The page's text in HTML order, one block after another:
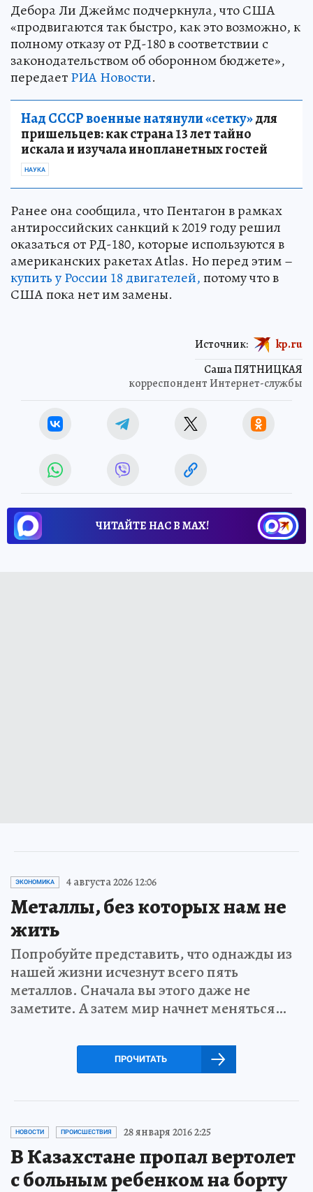
Дебора Ли Джеймс подчеркнула, что США
«продвигаются так быстро, как это возможно, к
полному отказу от РД-180 в соответствии с
законодательством об оборонном бюджете»,
передаетРИА Новости.
Над СССР военные натянули «сетку»для
пришельцев: как страна 13 лет тайно
искала и изучала инопланетных гостей
НАУКА
Ранее она сообщила, что Пентагон в рамках
антироссийских санкций к 2019 году решил
оказаться от РД-180, которые используются в
американских ракетах Atlas. Но перед этим –
купить у России 18 двигателей,потому что в
США пока нет им замены.
Саша ПЯТНИЦКАЯ
корреспондент Интернет-службы
Источник: kp.ru
ЧИТАЙТЕ НАС В МАХ!
ЭКОНОМИКА 4 августа 2026 12:06
Металлы, без которых нам не
жить
Попробуйте представить, что однажды из
нашей жизни исчезнут всего пять
металлов. Сначала вы этого даже не
заметите. А затем мир начнет меняться…
ПРОЧИТАТЬ
НОВОСТИ ПРОИСШЕСТВИЯ 28 января 2016 2:25
В Казахстане пропал вертолет
с больным ребенком на борту